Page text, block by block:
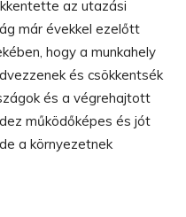
az utazási
már évekkel ezelőtt
hogy a munkahely
és csökkentsék
és a végrehajtott
működőképes és jót
a környezetnek